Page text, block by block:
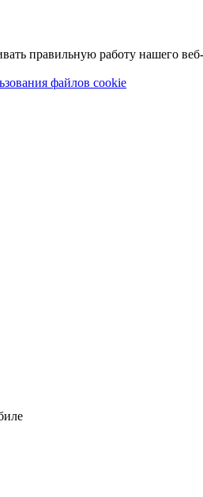
правильную работу нашего веб-
файлов cookie